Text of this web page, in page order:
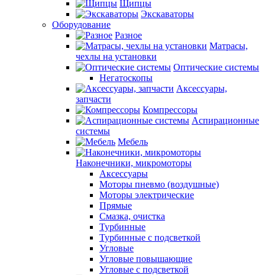
Щипцы
Экскаваторы
Оборудование
Разное
Матрасы,
чехлы на установки
Оптические системы
Негатоскопы
Аксессуары,
запчасти
Компрессоры
Аспирационные
системы
Мебель
Наконечники, микромоторы
Аксессуары
Моторы пневмо (воздушные)
Моторы электрические
Прямые
Смазка, очистка
Турбинные
Турбинные с подсветкой
Угловые
Угловые повышающие
Угловые с подсветкой